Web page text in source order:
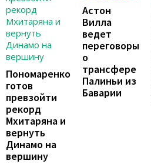
Пономаренко
готов
превзойти
рекорд
Мхитаряна и
вернуть
Динамо на
вершину
Астон
Вилла
ведет
переговоры
о
трансфере
Палиньи из
Баварии